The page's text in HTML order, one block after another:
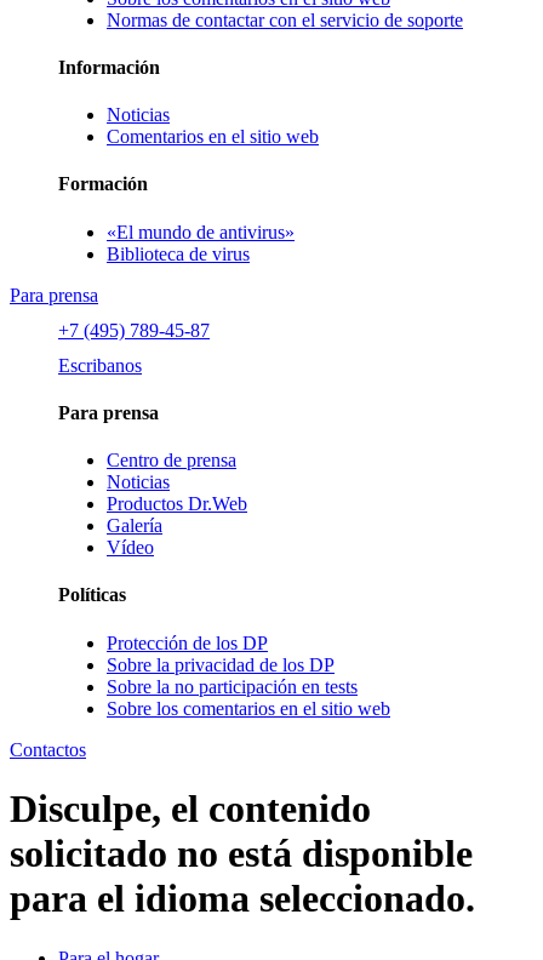
Normas de contactar con el servicio de soporte
Información
Noticias
Comentarios en el sitio web
Formación
«El mundo de antivirus»
Biblioteca de virus
Para prensa
+7 (495) 789-45-87
Escribanos
Para prensa
Centro de prensa
Noticias
Productos Dr.Web
Galería
Vídeo
Políticas
Protección de los DP
Sobre la privacidad de los DP
Sobre la no participación en tests
Sobre los comentarios en el sitio web
Contactos
Disculpe, el contenido
solicitado no está disponible
para el idioma seleccionado.